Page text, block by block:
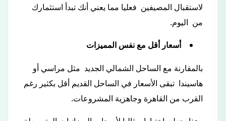
لاستقبال المصيفين فعليا مما يعني أنك تبدأ استثمارك
من اليوم.
أسعار أقل مع نفس المميزات
بالمقارنة مع الساحل الشمالي الجديد مثل مراسي أو
هاسيندا تبقى الأسعار في الساحل القديم أقل بكثير رغم
القرب من القاهرة وجاهزية المشروعات.